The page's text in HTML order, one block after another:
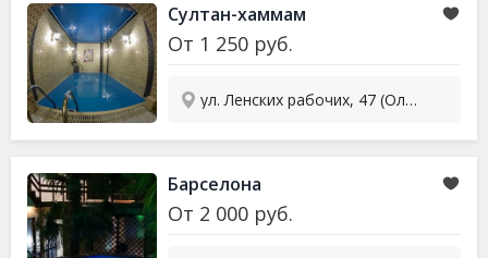
Султан-хаммам
От 1 250 руб.
ул. Ленских рабочих, 47 (Олимп)
Барселона
От 2 000 руб.